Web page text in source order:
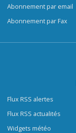
Abonnement par email
Abonnement par Fax
Flux RSS alertes
Flux RSS actualités
Widgets météo